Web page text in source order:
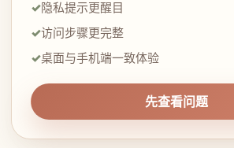
隐私提示更醒目
访问步骤更完整
桌面与手机端一致体验
先查看问题